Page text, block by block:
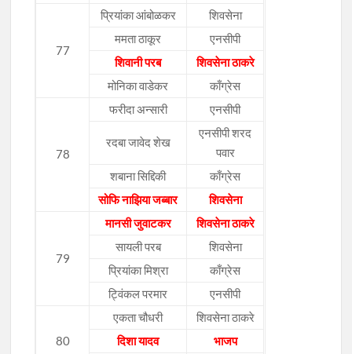
77
प्रियांका आंबोळकर
शिवसेना
ममता ठाकूर
एनसीपी
शिवानी परब
शिवसेना ठाकरे
मोनिका वाडेकर
काँग्रेस
78
फरीदा अन्सारी एनसीपी
रदबा जावेद शेख
एनसीपी शरद
पवार
शबाना सिद्दिकी
काँग्रेस
सोफि नाझिया जब्बार
शिवसेना
79
मानसी जुवाटकर
शिवसेना ठाकरे
सायली परब
शिवसेना
प्रियांका मिश्रा
काँग्रेस
ट्विंकल परमार
एनसीपी
80
एकता चौधरी
शिवसेना ठाकरे
दिशा यादव
भाजप